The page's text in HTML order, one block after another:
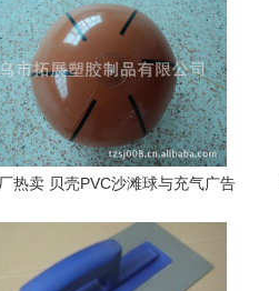
热卖 贝壳PVC沙滩球与充气广告